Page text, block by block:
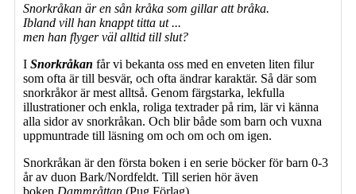
Snorkråkan är en sån kråka som gillar att bråka.
Ibland vill han knappt titta ut ...
men han flyger väl alltid till slut?
I Snorkråkan får vi bekanta oss med en enveten liten filur
som ofta är till besvär, och ofta ändrar karaktär. Så där som
snorkråkor är mest alltså. Genom färgstarka, lekfulla
illustrationer och enkla, roliga textrader på rim, lär vi känna
alla sidor av snorkråkan. Och blir både som barn och vuxna
uppmuntrade till läsning om och om och om igen.
Snorkråkan är den första boken i en serie böcker för barn 0-3
år av duon Bark/Nordfeldt. Till serien hör även
boken Dammråttan (Pug Förlag).